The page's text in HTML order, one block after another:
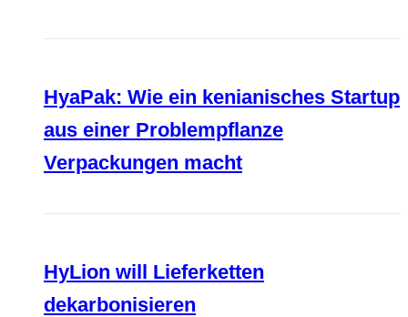
HyaPak: Wie ein kenianisches Startup
aus einer Problempflanze
Verpackungen macht
HyLion will Lieferketten
dekarbonisieren